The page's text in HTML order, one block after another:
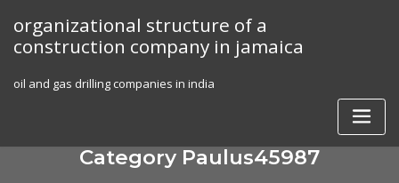
content
organizational structure of a
construction company in jamaica
oil and gas drilling companies in india
Category Paulus45987